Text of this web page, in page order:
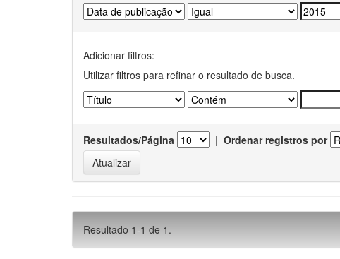
Adicionar filtros:
Utilizar filtros para refinar o resultado de busca.
Resultados/Página | Ordenar registros por
Resultado 1-1 de 1.